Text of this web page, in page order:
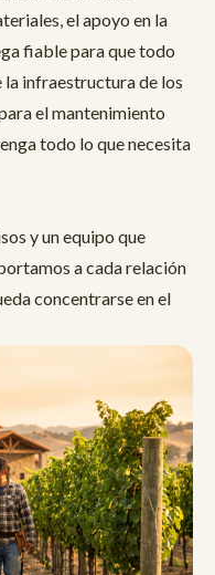
el apoyo en la
fiable para que todo
infraestructura de los
el mantenimiento
todo lo que necesita
y un equipo que
a cada relación
concentrarse en el